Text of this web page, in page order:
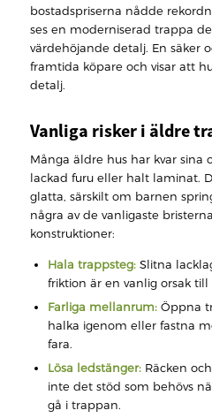
bostadspriserna nådde
ses en moderniserad trappa
värdehöjande detalj. En säker
framtida köpare och visar att
detalj.
Vanliga risker i äldre
Många äldre hus har kvar sina
lackad furu eller halt laminat.
glatta, särskilt om barnen
några av de vanligaste
konstruktioner:
Hala trappsteg:Slitna
friktion är en vanlig orsak till
Farliga mellanrum:Öppna
halka igenom eller fastna
fara.
Lösa ledstänger:Räcken
inte det stöd som behövs
gå i trappan.